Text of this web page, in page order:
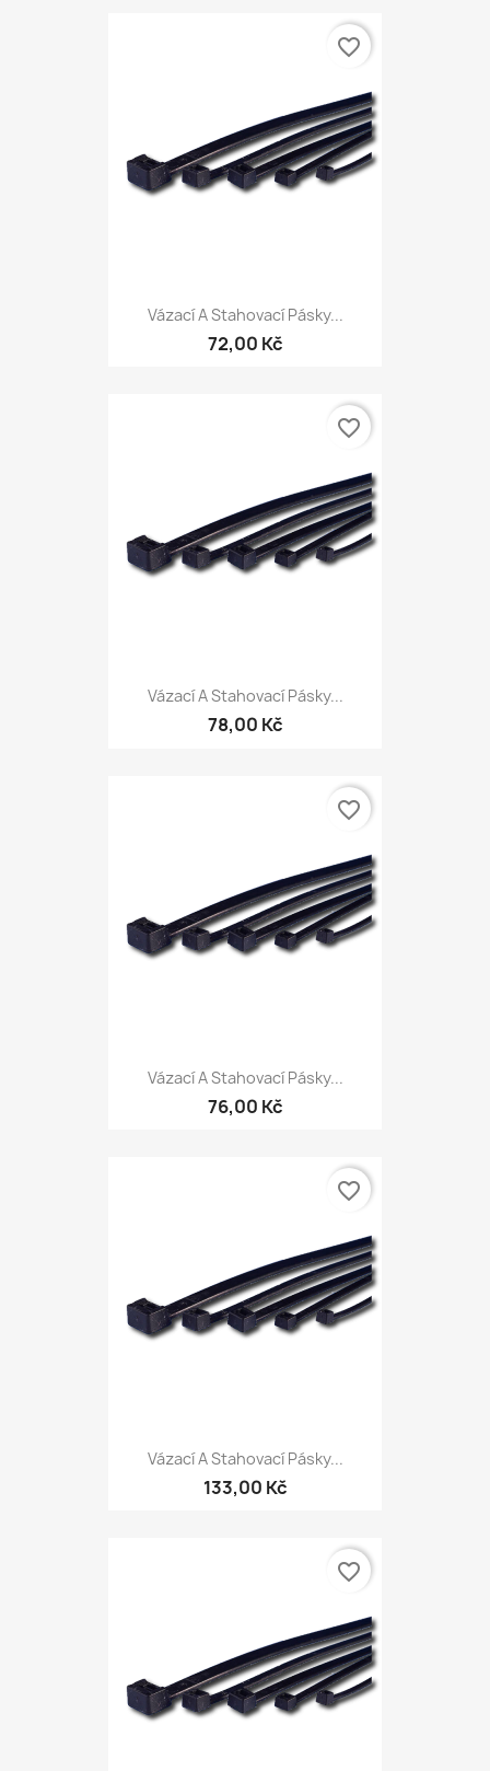
Vázací A Stahovací Pásky...
72,00 Kč
favorite_border
Vázací A Stahovací Pásky...
78,00 Kč
favorite_border
Vázací A Stahovací Pásky...
76,00 Kč
favorite_border
Vázací A Stahovací Pásky...
133,00 Kč
favorite_border
favorite_border